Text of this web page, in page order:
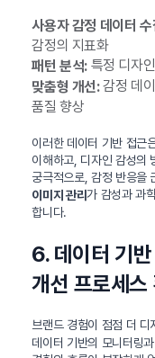
사용자 감정 데이터 수
감정의 지표화
패턴 분석:특정 디자
맞춤형 개선:감정 데
품질 향상
이러한 데이터 기반 접근
이해하고, 디자인 감성의
궁극적으로, 감정 반응을
이미지 관리가 감성과 과
합니다.
6. 데이터 기
개선 프로세스
브랜드 경험이 점점 더 디
데이터 기반의 모니터링